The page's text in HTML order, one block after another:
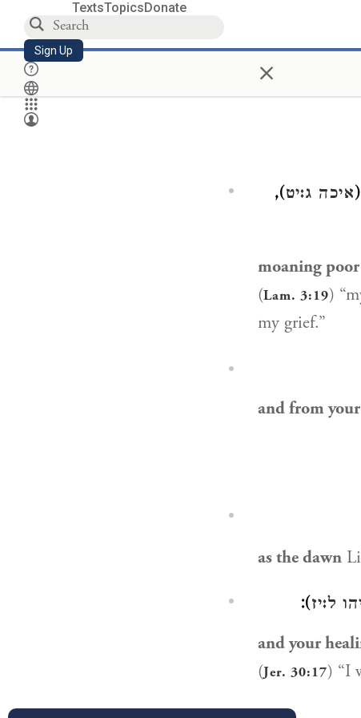
TextsTopicsDonate
Sign Up ×
איכה ג:יט),
moaning poor
(Lam. 3:19
my grief.”
and from
as the dawn
ל:יז):
and your
(Jer. 30:17